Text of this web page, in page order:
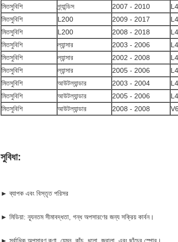
মিতসুবিশি
গ্র্যান্ডিস 2007 - 2010
মিতসুবিশি
L200 2009 - 2017
মিতসুবিশি
L200 2008 - 2018
মিতসুবিশি
ল্যান্সার 2003 - 2006
মিতসুবিশি
ল্যান্সার 2002 - 2008
মিতসুবিশি
ল্যান্সার 2005 - 2006
মিতসুবিশি
আউটল্যান্ডার 2003 - 2004
মিতসুবিশি
আউটল্যান্ডার 2005 - 2006
মিতসুবিশি
আউটল্যান্ডার 2008 - 2008
সুবিধা:
► ব্যাপক এবং বিস্তৃত পরিসর
► মিডিয়া: ন্যূনতম সীমাবদ্ধতা, গন্ধ অপসারণের জন্য সক্রিয় কার্বন।